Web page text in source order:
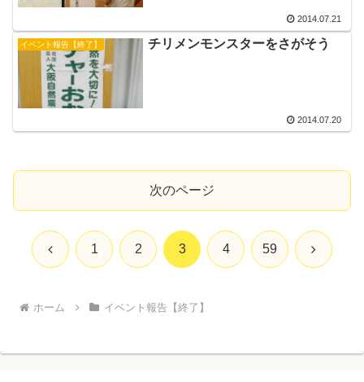
2014.07.21
イベント報告【終了】 チリメンモンスターをさがそう
2014.07.20
次のページ
前 1 2 3 4 59 次
ホーム イベント報告【終了】